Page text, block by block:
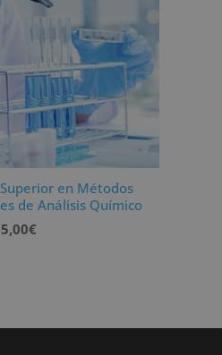
en Métodos
de Análisis Químico
€